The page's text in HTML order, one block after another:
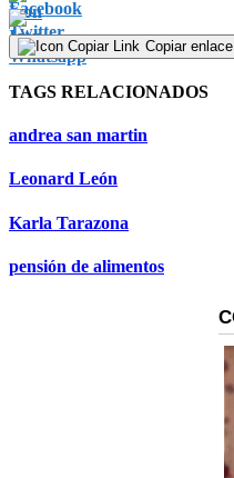
Copiar enlace
TAGS RELACIONADOS
andrea san martin
Leonard León
Karla Tarazona
pensión de alimentos